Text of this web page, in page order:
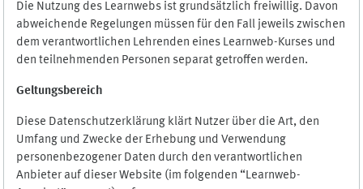
Die Nutzung des Learnwebs ist grundsätzlich freiwillig. Davon
abweichende Regelungen müssen für den Fall jeweils zwischen
dem verantwortlichen Lehrenden eines Learnweb-Kurses und
den teilnehmenden Personen separat getroffen werden.
Geltungsbereich
Diese Datenschutzerklärung klärt Nutzer über die Art, den
Umfang und Zwecke der Erhebung und Verwendung
personenbezogener Daten durch den verantwortlichen
Anbieter auf dieser Website (im folgenden “Learnweb-